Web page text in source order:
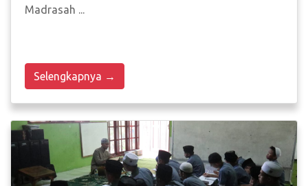
Madrasah ...
Selengkapnya →